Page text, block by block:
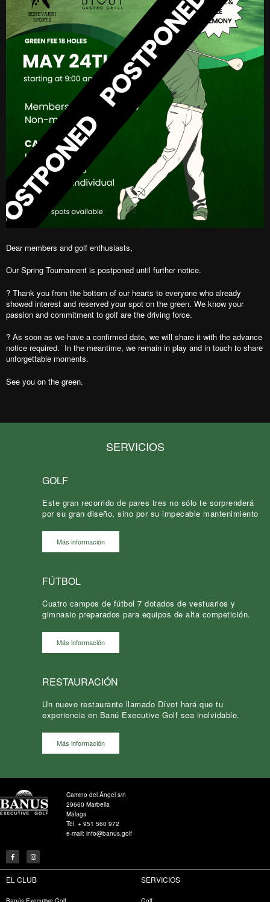
Dear members and golf enthusiasts,
Our Spring Tournament is postponed until further notice.
? Thank you from the bottom of our hearts to everyone who already
showed interest and reserved your spot on the green. We know your
passion and commitment to golf are the driving force.
?️ As soon as we have a confirmed date, we will share it with the advance
notice required. In the meantime, we remain in play and in touch to share
unforgettable moments.
See you on the green.
SERVICIOS
GOLF
Este gran recorrido de pares tres no sólo te sorprenderá
por su gran diseño, sino por su impecable mantenimiento
Más información
FÚTBOL
Cuatro campos de fútbol 7 dotados de vestuarios y
gimnasio preparados para equipos de alta competición.
Más información
RESTAURACIÓN
Un nuevo restaurante llamado Dívot hará que tu
experiencia en Banú Executive Golf sea inolvidable.
Más información
Camino del Ángel s/n
29660 Marbella
Málaga
Tel. + 951 560 972
e-mail: info@banus.golf
EL CLUB SERVICIOS